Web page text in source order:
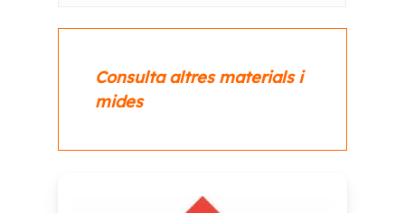
Consulta altres materials i
mides